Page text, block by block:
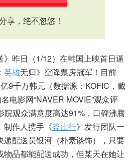
享，绝不忽悠！
昨日（1/12）在韩国上映首日逼
： 英雄无归》空降票房冠军！目前
9千万韩元（数据源：KOFIC，截
电影网“NAVER MOVIE”观众评
院观众满意度高达91%，口碑沸腾
制作人携手《釜山行》发行团队一
递配送员银河（朴素谈饰），只要
品都能配送成功，但某天在她让